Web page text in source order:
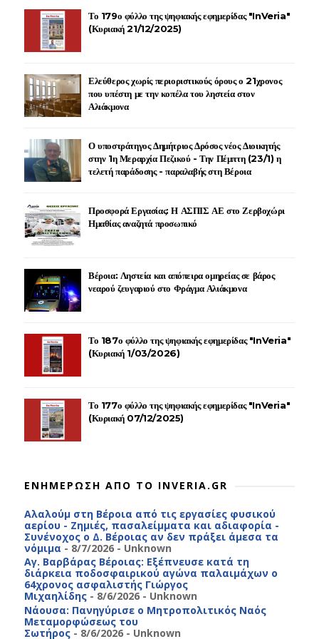
Το 179ο φύλλο της ψηφιακής εφημερίδας "InVeria"
(Κυριακή 21/12/2025)
Ελεύθερος χωρίς περιοριστικούς όρους ο 21χρονος
που υπέστη με την κοπέλα του ληστεία στον
Αλιάκμονα
Ο υποστράτηγος Δημήτριος Δρόσος νέος Διοικητής
στην 1η Μεραρχία Πεζικού - Την Πέμπτη (23/1) η
τελετή παράδοσης - παραλαβής στη Βέροια
Προσφορά Εργασίας: Η ΑΣΠΙΣ ΑΕ στο Ζερβοχώρι
Ημαθίας αναζητά προσωπικό
Βέροια: Ληστεία και απόπειρα ομηρείας σε βάρος
νεαρού ζευγαριού στο Φράγμα Αλιάκμονα
Το 187ο φύλλο της ψηφιακής εφημερίδας "InVeria"
(Κυριακή 1/03/2026)
Το 177ο φύλλο της ψηφιακής εφημερίδας "InVeria"
(Κυριακή 07/12/2025)
ΕΝΗΜΕΡΩΣΗ ΑΠΟ ΤΟ INVERIA.GR
Αλαλούμ στη Βέροια από τις εργασίες φυσικού
αερίου - Ζημιές, πασαλείμματα και αδιαφορία -
Συνένοχος ο Δ. Βέροιας αν δεν πράξει άμεσα τα
νόμιμα - 8/7/2026- Unknown
Αγ. Βαρβάρας Βέροιας: Εξέπνευσε κατά τη
διάρκεια ποδοσφαιρικού αγώνα παλαιμάχων ο
64χρονος ασφαλιστής Γιώργος
Μιχαηλίδης- 8/6/2026- Unknown
Νάουσα: Πανηγύρισε ο Μητροπολιτικός Ναός
Μεταμορφώσεως του
Σωτήρος- 8/6/2026- Unknown